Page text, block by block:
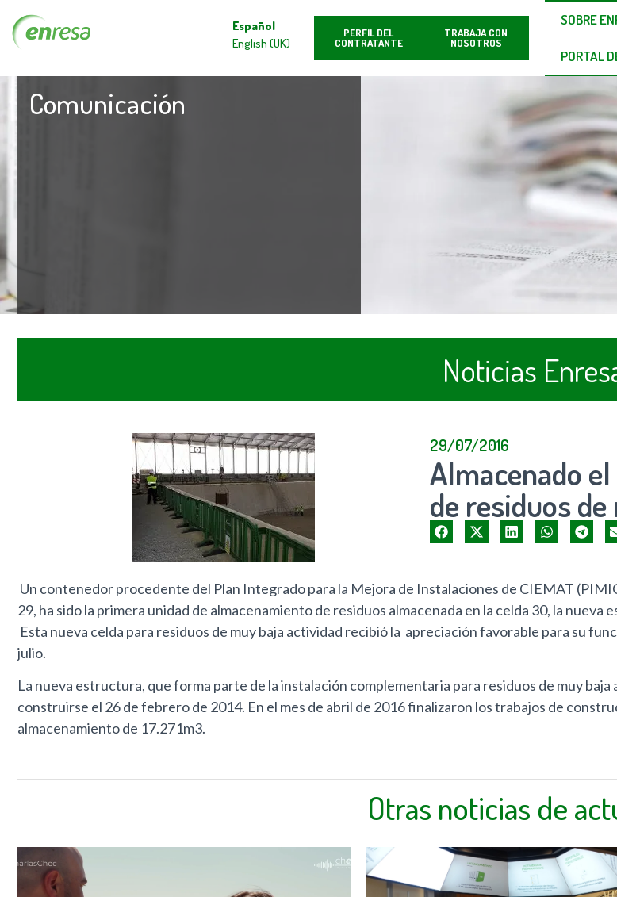
Español
English (UK)
PERFIL DEL
CONTRATANTE
TRABAJA CON
NOSOTROS
SOBRE
PORTAL
Comunicación
Noticias
29/07/2016
Almacenado
de residuos
Un contenedor procedente del Plan Integrado para la Mejora de Instalaciones de CIEMAT
29, ha sido la primera unidad de almacenamiento de residuos almacenada en la celda 30, la
Esta nueva celda para residuos de muy baja actividad recibió la apreciación favorable para su
julio.
La nueva estructura, que forma parte de la instalación complementaria para residuos de muy
construirse el 26 de febrero de 2014. En el mes de abril de 2016 finalizaron los trabajos de
almacenamiento de 17.271m3.
Otras noticias de